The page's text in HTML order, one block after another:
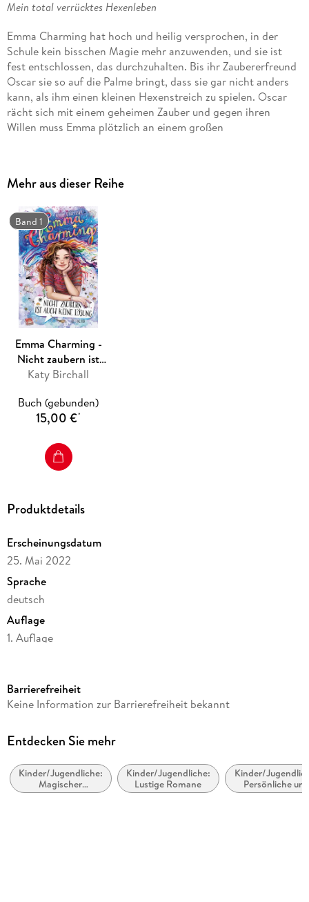
Mein total verrücktes Hexenleben
Emma Charming hat hoch und heilig versprochen, in der
Schule kein bisschen Magie mehr anzuwenden, und sie ist
fest entschlossen, das durchzuhalten. Bis ihr Zaubererfreund
Oscar sie so auf die Palme bringt, dass sie gar nicht anders
kann, als ihm einen kleinen Hexenstreich zu spielen. Oscar
rächt sich mit einem geheimen Zauber und gegen ihren
Willen muss Emma plötzlich an einem großen
im Schilde führt
Emma Charming hext weiter und in der Schule wird`s magisch!
Der zweite Band über die zauberhafte Kinderbuchheldin mit
einem wunderschönem Cover von Eva Schöffmann-Davidov.
Alle Bände der Mini-Serie:
Band 1:
Emma Charming - Nicht zaubern ist auch keine Lösung
Emma Charming - Aus Versehen verzaubert
Serie bei Antolin gelistet
Mehr aus dieser Reihe
Band 1
Emma Charming -
Nicht zaubern ist
auch keine Lösung
Katy Birchall
Buch (gebunden)
15,00 €*
Produktdetails
Erscheinungsdatum
25. Mai 2022
Sprache
deutsch
Auflage
1. Auflage
Altersempfehlung
Reihe
Autor/Autorin
Katy Birchall
Barrierefreiheit
Keine Information zur Barrierefreiheit bekannt
Entdecken Sie mehr
Kinder/Jugendliche:
Magischer
Realismus,
Kinder/Jugendliche:
Lustige Romane
Kinder/
Persönliche
soziale